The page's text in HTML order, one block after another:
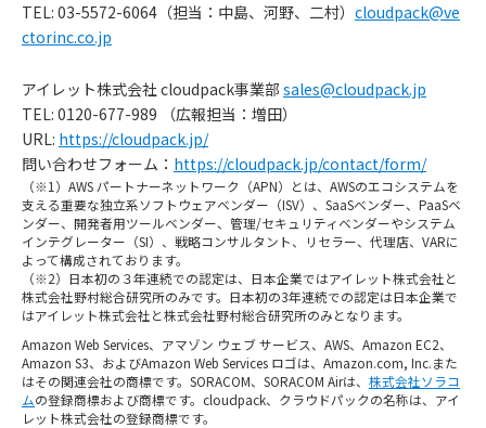
TEL: 03-5572-6064（担当：中島、河野、二村） cloudpack@ve
ctorinc.co.jp
アイレット株式会社 cloudpack事業部 sales@cloudpack.jp
TEL: 0120-677-989 （広報担当：増田）
URL: https://cloudpack.jp/
問い合わせフォーム： https://cloudpack.jp/contact/form/
（※1）AWS パートナーネットワーク（APN）とは、AWSのエコシステムを
支える重要な独立系ソフトウェアベンダー（ISV）、SaaSベンダー、PaaSベ
ンダー、開発者用ツールベンダー、管理/セキュリティベンダーやシステム
インテグレーター（SI）、戦略コンサルタント、リセラー、代理店、VARに
よって構成されております。
（※2）日本初の３年連続での認定は、日本企業ではアイレット株式会社と
株式会社野村総合研究所のみです。日本初の3年連続での認定は日本企業で
はアイレット株式会社と株式会社野村総合研究所のみとなります。
Amazon Web Services、アマゾン ウェブ サービス、AWS、Amazon EC2、
Amazon S3、およびAmazon Web Services ロゴは、Amazon.com, Inc.また
はその関連会社の商標です。SORACOM、SORACOM Airは、 株式会社ソラコ
ムの登録商標および商標です。cloudpack、クラウドパックの名称は、アイ
レット株式会社の登録商標です。
知